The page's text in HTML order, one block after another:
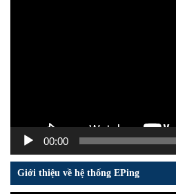
00:00
Giới thiệu về hệ thống EPing